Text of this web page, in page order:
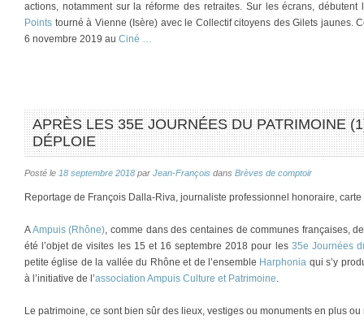
actions, notamment sur la réforme des retraites. Sur les écrans,
Points tourné à Vienne (Isère) avec le Collectif citoyens des Gilets jaunes.
6 novembre 2019 au Ciné …
APRÈS LES 35E JOURNÉES DU PATRIMOINE
DÉPLOIE
Posté le 18 septembre 2018 par Jean-François dans Brèves de comptoir
Reportage de François Dalla-Riva, journaliste professionnel honoraire,
AAmpuis (Rhône), comme dans des centaines de communes françaises,
été l’objet de visites les 15 et 16 septembre 2018 pour les 35e Journées
petite église de la vallée du Rhône et de l’ensemble Harphonia qui s’y
à l’initiative de l’association Ampuis Culture et Patrimoine.
Le patrimoine, ce sont bien sûr des lieux, vestiges ou monuments en plus